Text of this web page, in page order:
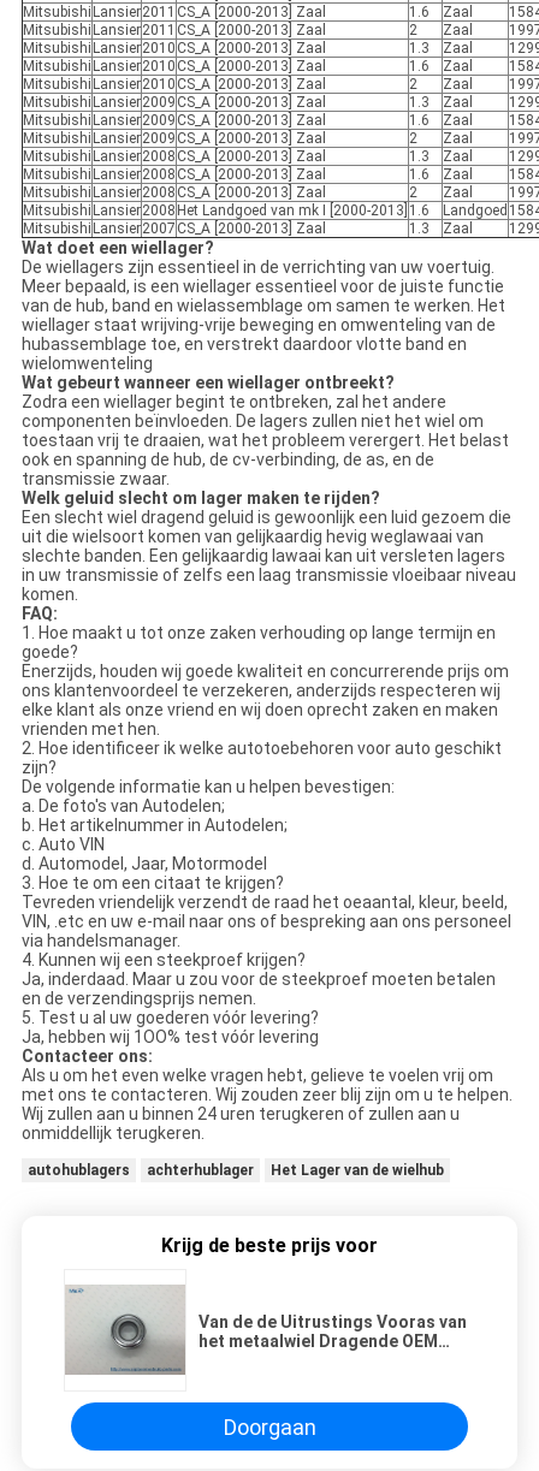
Mitsubishi Lansier2011 CS_A [2000-2013] Zaal 1.6 Zaal
Mitsubishi Lansier2011 CS_A [2000-2013] Zaal 2 Zaal
Mitsubishi Lansier2010 CS_A [2000-2013] Zaal 1.3 Zaal
Mitsubishi Lansier2010 CS_A [2000-2013] Zaal 1.6 Zaal
Mitsubishi Lansier2010 CS_A [2000-2013] Zaal 2 Zaal
Mitsubishi Lansier2009 CS_A [2000-2013] Zaal 1.3 Zaal
Mitsubishi Lansier2009 CS_A [2000-2013] Zaal 1.6 Zaal
Mitsubishi Lansier2009 CS_A [2000-2013] Zaal 2 Zaal
Mitsubishi Lansier2008 CS_A [2000-2013] Zaal 1.3 Zaal
Mitsubishi Lansier2008 CS_A [2000-2013] Zaal 1.6 Zaal
Mitsubishi Lansier2008 CS_A [2000-2013] Zaal 2 Zaal
Mitsubishi Lansier2008 Het Landgoed van mk I [2000-2013] 1.6 Landgoed
Mitsubishi Lansier2007 CS_A [2000-2013] Zaal 1.3 Zaal
Wat doet een wiellager?
De wiellagers zijn essentieel in de verrichting van uw voertuig.
Meer bepaald, is een wiellager essentieel voor de juiste functie
van de hub, band en wielassemblage om samen te werken. Het
wiellager staat wrijving-vrije beweging en omwenteling van de
hubassemblage toe, en verstrekt daardoor vlotte band en
wielomwenteling
Wat gebeurt wanneer een wiellager ontbreekt?
Zodra een wiellager begint te ontbreken, zal het andere
componenten beïnvloeden. De lagers zullen niet het wiel om
toestaan vrij te draaien, wat het probleem verergert. Het belast
ook en spanning de hub, de cv-verbinding, de as, en de
transmissie zwaar.
Welk geluid slecht om lager maken te rijden?
Een slecht wiel dragend geluid is gewoonlijk een luid gezoem die
uit die wielsoort komen van gelijkaardig hevig weglawaai van
slechte banden. Een gelijkaardig lawaai kan uit versleten lagers
in uw transmissie of zelfs een laag transmissie vloeibaar niveau
komen.
FAQ:
1. Hoe maakt u tot onze zaken verhouding op lange termijn en
goede?
Enerzijds, houden wij goede kwaliteit en concurrerende prijs om
ons klantenvoordeel te verzekeren, anderzijds respecteren wij
elke klant als onze vriend en wij doen oprecht zaken en maken
vrienden met hen.
2. Hoe identificeer ik welke autotoebehoren voor auto geschikt
zijn?
De volgende informatie kan u helpen bevestigen:
a. De foto's van Autodelen;
b. Het artikelnummer in Autodelen;
c. Auto VIN
d. Automodel, Jaar, Motormodel
3. Hoe te om een citaat te krijgen?
Tevreden vriendelijk verzendt de raad het oeaantal, kleur, beeld,
VIN, .etc en uw e-mail naar ons of bespreking aan ons personeel
via handelsmanager.
4. Kunnen wij een steekproef krijgen?
Ja, inderdaad. Maar u zou voor de steekproef moeten betalen
en de verzendingsprijs nemen.
5. Test u al uw goederen vóór levering?
Ja, hebben wij 1OO% test vóór levering
Contacteer ons:
Als u om het even welke vragen hebt, gelieve te voelen vrij om
met ons te contacteren. Wij zouden zeer blij zijn om u te helpen.
Wij zullen aan u binnen 24 uren terugkeren of zullen aan u
onmiddellijk terugkeren.
autohublagers achterhublager Het Lager van de wielhub
Krijg de beste prijs voor
Van de de Uitrustings Vooras van
het metaalwiel Dragende OEM
Doorgaan